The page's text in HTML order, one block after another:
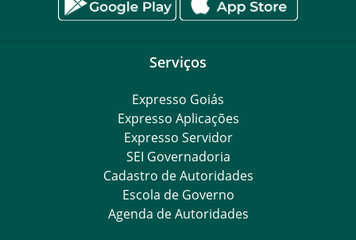
Serviços
Expresso Goiás
Expresso Aplicações
Expresso Servidor
SEI Governadoria
Cadastro de Autoridades
Escola de Governo
Agenda de Autoridades